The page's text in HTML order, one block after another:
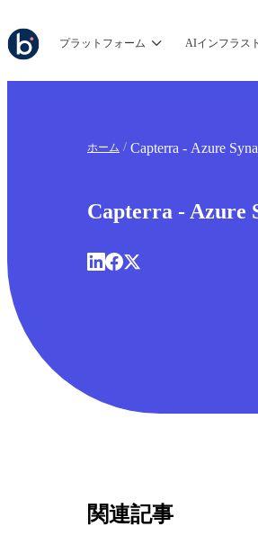
プラットフォーム AIインフラス
ホーム Capterra - Azure
Capterra - Azure
関連記事